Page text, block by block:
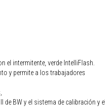
el intermitente, verde IntelliFlash.
y permite a los trabajadores
BW y el sistema de calibración y el